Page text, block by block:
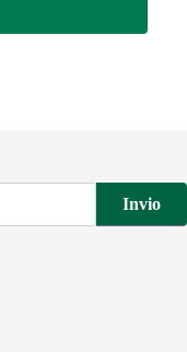
Invio